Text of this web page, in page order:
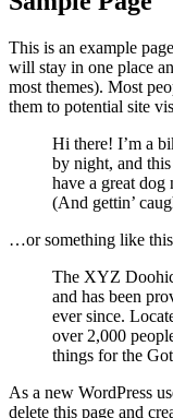
This is an example
will stay in one place
most themes). Most
them to potential site
Hi there! I’m a
by night, and
have a great dog
(And gettin’
…or something like
The XYZ
and has been
ever since.
over 2,000
things for the
As a new WordPress
delete this page and